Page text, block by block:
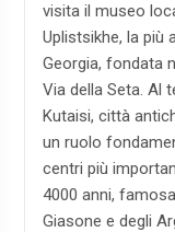
visita il museo
Uplistsikhe, la più
Georgia, fondata
Via della Seta. Al
Kutaisi, città
un ruolo
centri più
4000 anni,
Giasone e degli